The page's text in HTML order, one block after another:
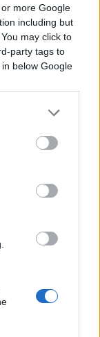
more Google
including but
may click to
party tags to
below Google
sta
basta
Senato che
la
Haley
radicale di
che il
le
a una
pudore,
e
rabbia